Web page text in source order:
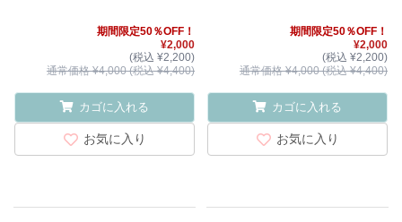
期間限定50％OFF！
¥2,000
(税込 ¥2,200)
通常価格 ¥4,000 (税込 ¥4,400)
カゴに入れる
お気に入り
期間限定50％OFF！
¥2,000
(税込 ¥2,200)
通常価格 ¥4,000 (税込 ¥4,400)
カゴに入れる
お気に入り